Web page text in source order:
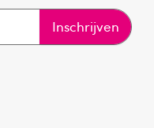
Inschrijven